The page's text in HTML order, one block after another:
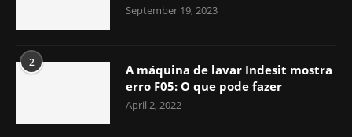
September 19, 2023
2
A máquina de lavar Indesit mostra
erro F05: O que pode fazer
April 2, 2022